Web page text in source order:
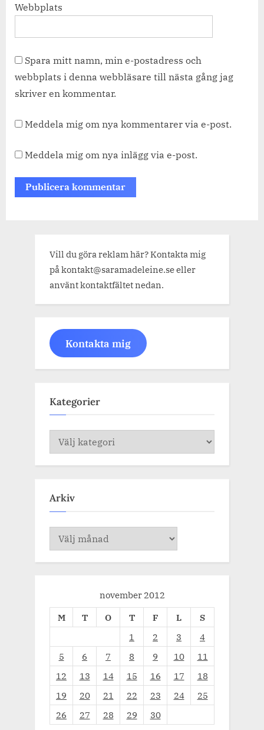
Webbplats
Spara mitt namn, min e-postadress och
webbplats i denna webbläsare till nästa gång jag
skriver en kommentar.
Meddela mig om nya kommentarer via e-post.
Meddela mig om nya inlägg via e-post.
Vill du göra reklam här? Kontakta mig
på kontakt@saramadeleine.se eller
använt kontaktfältet nedan.
Kontakta mig
Kategorier
Kategorier
Arkiv
Arkiv
november 2012
M
T O T F L
S
1
2 3
4
5
6 7 8 9 10
11
12
13 14 15 16 17
18
19
20 21 22 23 24
25
26
27 28 29
30